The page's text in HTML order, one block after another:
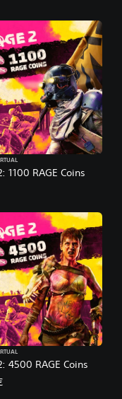
1100 RAGE Coins
4500 RAGE Coins